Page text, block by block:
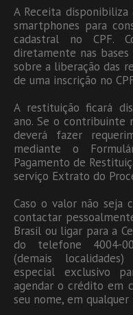
A Receita
smartphones para
cadastral no CPF.
diretamente nas
sobre a liberação das
de uma inscrição no
A restituição ficará
ano. Se o contribuinte
deverá fazer
mediante o
Pagamento de
serviço Extrato do
Caso o valor não seja
contactar
Brasil ou ligar para a
do telefone 4004-
(demais
especial exclusivo
agendar o crédito em
seu nome, em qualquer